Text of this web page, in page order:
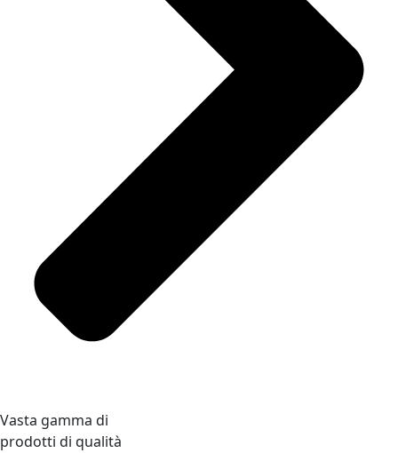
Vasta gamma di
prodotti di qualità